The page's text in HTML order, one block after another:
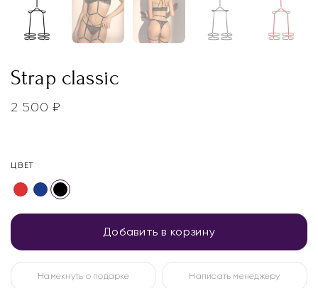
Strap classic
2 500₽
ЦВЕТ
Добавить в корзину
Намекнуть о подарке Написать менеджеру